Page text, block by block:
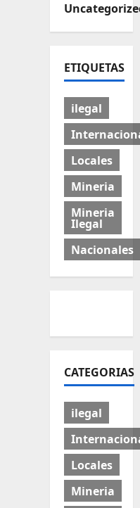
ETIQUETAS
ilegal
Locales
Mineria
Mineria
Ilegal
Nacionales
CATEGORIAS
ilegal
Locales
Mineria